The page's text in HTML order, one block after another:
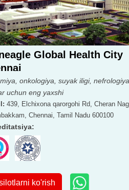
Global Health City
onkologiya, suyak iligi, nefrologiya,
uchun eng yaxshi
: 439, Elchixona qarorgohi Rd, Cheran
Chennai, Tamil Nadu 600100
:
ko'rish